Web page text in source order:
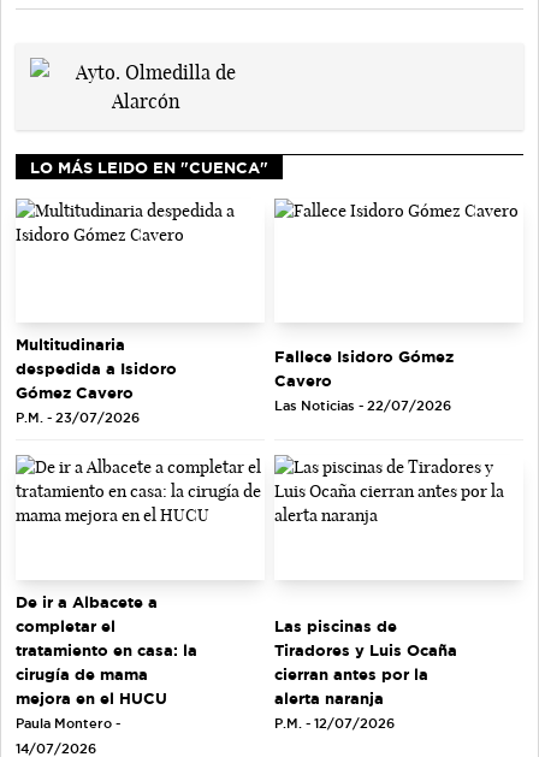
LO MÁS LEIDO EN "CUENCA"
Multitudinaria
despedida a Isidoro
Gómez Cavero
P.M. - 23/07/2026
Fallece Isidoro Gómez
Cavero
Las Noticias - 22/07/2026
De ir a Albacete a
completar el
tratamiento en casa: la
cirugía de mama
mejora en el HUCU
Paula Montero -
14/07/2026
Las piscinas de
Tiradores y Luis Ocaña
cierran antes por la
alerta naranja
P.M. - 12/07/2026